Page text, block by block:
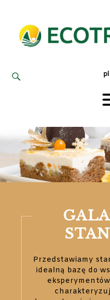
pl
Przedstawiamy
idealną bazę do